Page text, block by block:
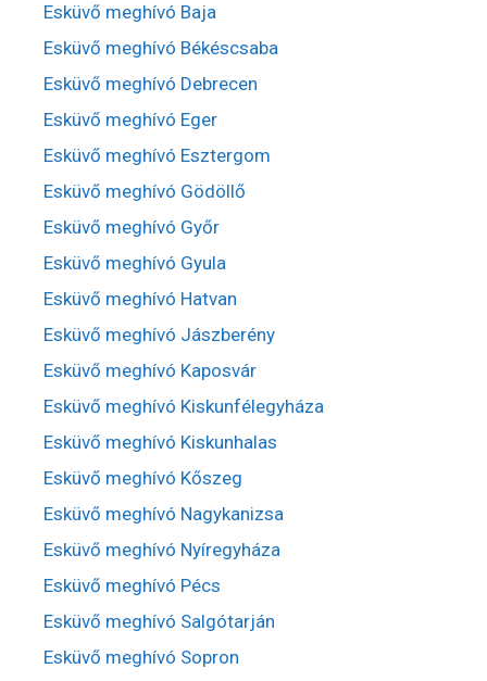
Esküvő meghívó Baja
Esküvő meghívó Békéscsaba
Esküvő meghívó Debrecen
Esküvő meghívó Eger
Esküvő meghívó Esztergom
Esküvő meghívó Gödöllő
Esküvő meghívó Győr
Esküvő meghívó Gyula
Esküvő meghívó Hatvan
Esküvő meghívó Jászberény
Esküvő meghívó Kaposvár
Esküvő meghívó Kiskunfélegyháza
Esküvő meghívó Kiskunhalas
Esküvő meghívó Kőszeg
Esküvő meghívó Nagykanizsa
Esküvő meghívó Nyíregyháza
Esküvő meghívó Pécs
Esküvő meghívó Salgótarján
Esküvő meghívó Sopron